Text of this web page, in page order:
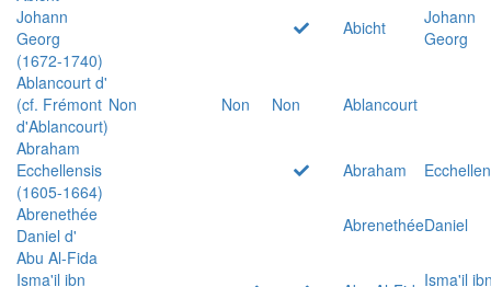
Johann
Georg
(1672-1740)
Abicht
Johann
Georg
Ablancourt d'
(cf. Frémont
d'Ablancourt)
Non Non Non
Ablancourt
Abraham
Ecchellensis
(1605-1664)
Abraham
Abrenethée
Daniel d'
AbrenethéeDaniel
Abu Al-Fida
Isma'il ibn
Isma'il